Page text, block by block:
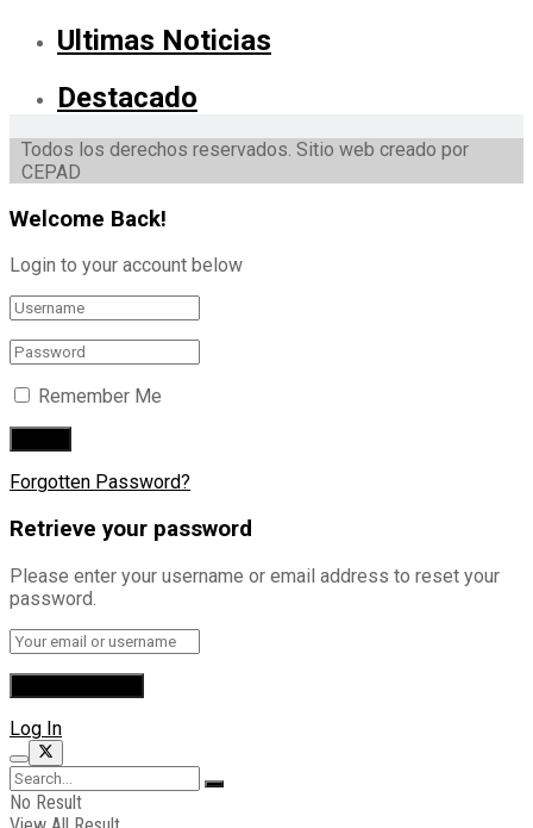
Ultimas Noticias
Destacado
Todos los derechos reservados. Sitio web creado por
CEPAD
Welcome Back!
Login to your account below
Remember Me
Forgotten Password?
Retrieve your password
Please enter your username or email address to reset your
password.
Log In
No Result